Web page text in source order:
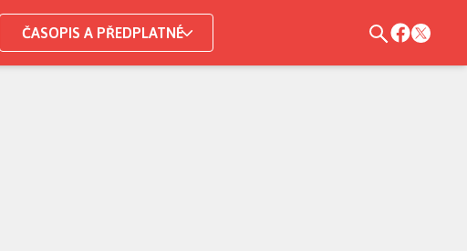
ČASOPIS A PŘEDPLATNÉ